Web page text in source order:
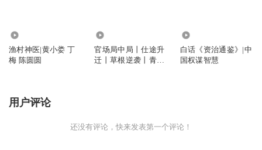
渔村神医|黄小娄 丁
梅 陈圆圆
官场局中局丨仕途升
迁丨草根逆袭丨青云
白话《资治通鉴》|中
国权谋智慧
用户评论
还没有评论，快来发表第一个评论！